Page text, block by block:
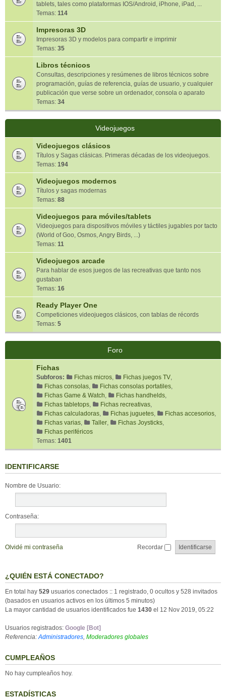
tablets, tales como plataformas IOS/Android, iPhone, iPad, ...
Temas: 114
Impresoras 3D
Impresoras 3D y modelos para compartir e imprimir
Temas: 35
Libros técnicos
Consultas, descripciones y resúmenes de libros técnicos sobre
programación, guías de referencia, guías de usuario, y cualquier
publicación que verse sobre un ordenador, consola o aparato
Temas: 34
Videojuegos
Videojuegos clásicos
Títulos y Sagas clásicas. Primeras décadas de los videojuegos.
Temas: 194
Videojuegos modernos
Títulos y sagas modernas
Temas: 88
Videojuegos para móviles/tablets
Videojuegos para dispositivos móviles y táctiles jugables por tacto
(World of Goo, Osmos, Angry Birds, ...)
Temas: 11
Videojuegos arcade
Para hablar de esos juegos de las recreativas que tanto nos
gustaban
Temas: 16
Ready Player One
Competiciones videojuegos clásicos, con tablas de récords
Temas: 5
Foro
Fichas
Subforos: Fichas micros, Fichas juegos TV,
Fichas consolas, Fichas consolas portatiles,
Fichas Game & Watch, Fichas handhelds,
Fichas tabletops, Fichas recreativas,
Fichas calculadoras, Fichas juguetes, Fichas accesorios,
Fichas varias, Taller, Fichas Joysticks,
Fichas periféricos
Temas: 1401
IDENTIFICARSE
Nombre de Usuario:
Contraseña:
Olvidé mi contraseña Recordar
¿QUIÉN ESTÁ CONECTADO?
En total hay 529 usuarios conectados :: 1 registrado, 0 ocultos y 528 invitados
(basados en usuarios activos en los últimos 5 minutos)
La mayor cantidad de usuarios identificados fue 1430 el 12 Nov 2019, 05:22
Usuarios registrados: Google [Bot]
Referencia:Administradores, Moderadores globales
CUMPLEAÑOS
No hay cumpleaños hoy.
ESTADÍSTICAS